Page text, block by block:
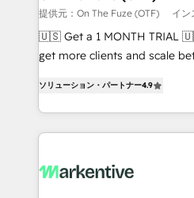
ABM, AEO, SEO, & paid media. 👩‍💻Web
Build high-performing
& conversion strategy that drive
AI, & maximize AEO with
Integrations: Extend HubSpot
提供元：On The Fuze (OTF) イン
🇺🇸 Get a 1 MONTH TRIAL 🇺🇸 Helping lean
get more clients and scale
Work With 🚀 We help lean, growing companies: -
Win more business -
lead & deal conversion rates
What do you get? 🤓 Our client's are too busy to
ソリューション・パートナー4.9